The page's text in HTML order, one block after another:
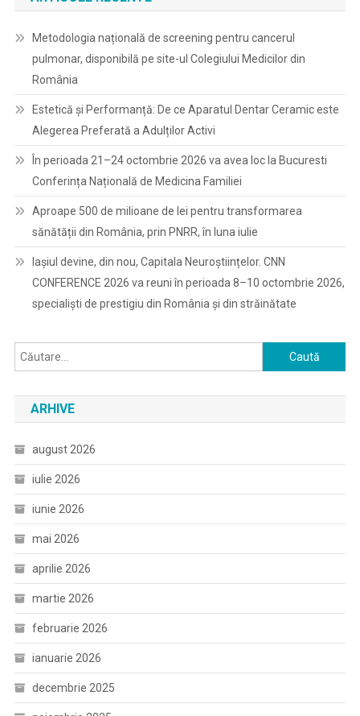
Metodologia națională de screening pentru cancerul
pulmonar, disponibilă pe site-ul Colegiului Medicilor din
România
Estetică și Performanță: De ce Aparatul Dentar Ceramic este
Alegerea Preferată a Adulților Activi
În perioada 21–24 octombrie 2026 va avea loc la Bucuresti
Conferința Națională de Medicina Familiei
Aproape 500 de milioane de lei pentru transformarea
sănătății din România, prin PNRR, în luna iulie
Iașiul devine, din nou, Capitala Neuroștiințelor. CNN
CONFERENCE 2026 va reuni în perioada 8–10 octombrie 2026,
specialiști de prestigiu din România și din străinătate
Caută
după:
ARHIVE
august 2026
iulie 2026
iunie 2026
mai 2026
aprilie 2026
martie 2026
februarie 2026
ianuarie 2026
decembrie 2025